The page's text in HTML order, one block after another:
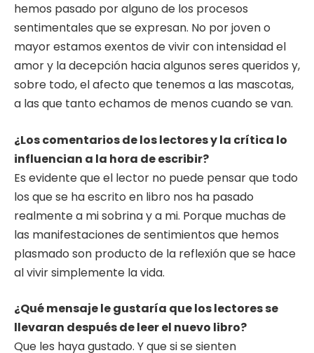
hemos pasado por alguno de los procesos
sentimentales que se expresan. No por joven o
mayor estamos exentos de vivir con intensidad el
amor y la decepción hacia algunos seres queridos y,
sobre todo, el afecto que tenemos a las mascotas,
a las que tanto echamos de menos cuando se van.
¿Los comentarios de los lectores y la crítica lo
influencian a la hora de escribir?
Es evidente que el lector no puede pensar que todo
los que se ha escrito en libro nos ha pasado
realmente a mi sobrina y a mi. Porque muchas de
las manifestaciones de sentimientos que hemos
plasmado son producto de la reflexión que se hace
al vivir simplemente la vida.
¿Qué mensaje le gustaría que los lectores se
llevaran después de leer el nuevo libro?
Que les haya gustado. Y que si se sienten